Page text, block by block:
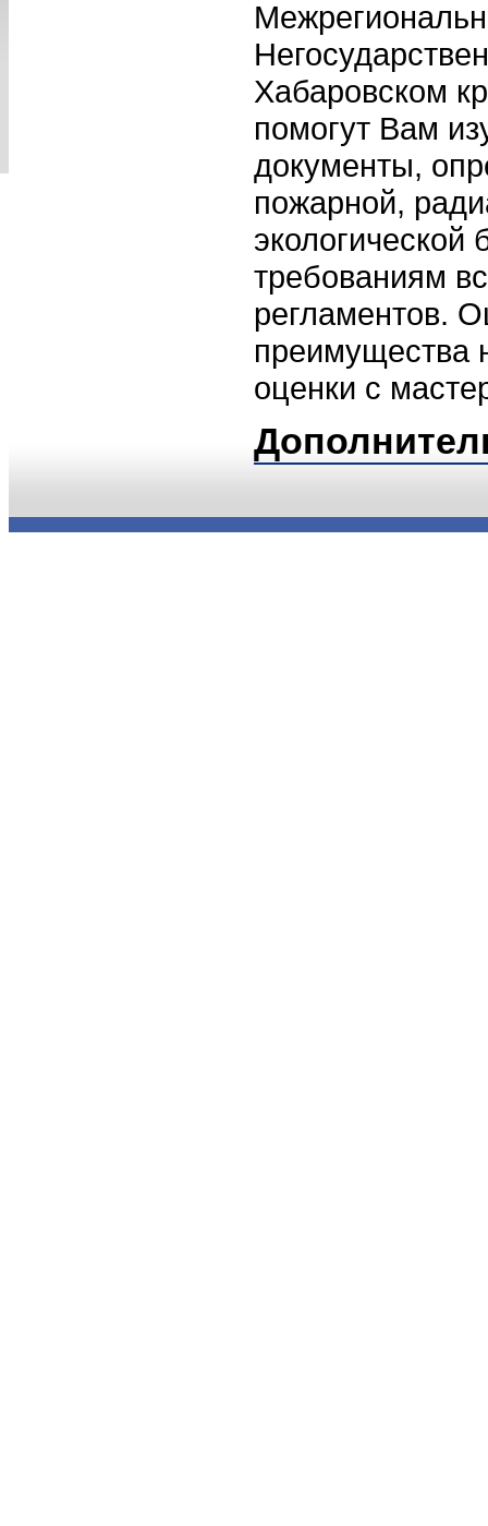
Хабаровском
помогут Вам
документы,
пожарной,
экологической
требованиям
регламентов.
преимущества
оценки с